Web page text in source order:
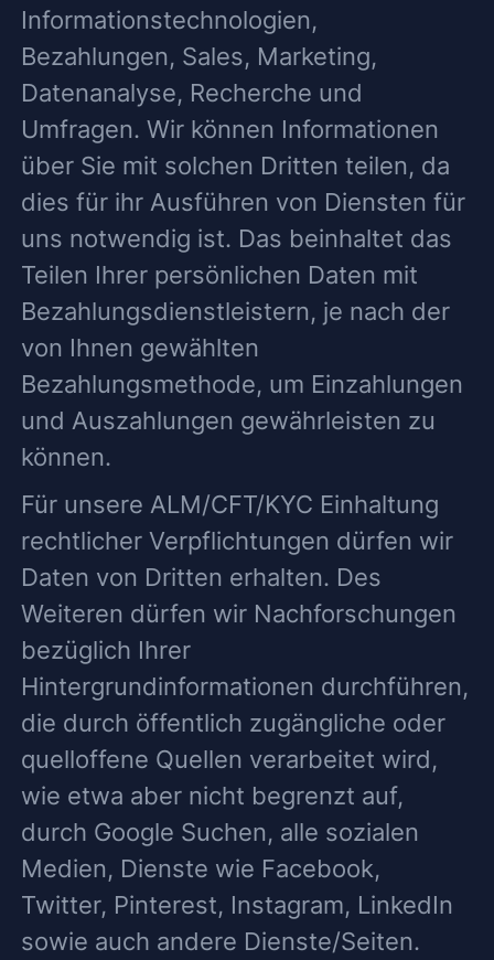
Informationstechnologien,
Bezahlungen, Sales, Marketing,
Datenanalyse, Recherche und
Umfragen. Wir können Informationen
über Sie mit solchen Dritten teilen, da
dies für ihr Ausführen von Diensten für
uns notwendig ist. Das beinhaltet das
Teilen Ihrer persönlichen Daten mit
Bezahlungsdienstleistern, je nach der
von Ihnen gewählten
Bezahlungsmethode, um Einzahlungen
und Auszahlungen gewährleisten zu
können.
Für unsere ALM/CFT/KYC Einhaltung
rechtlicher Verpflichtungen dürfen wir
Daten von Dritten erhalten. Des
Weiteren dürfen wir Nachforschungen
bezüglich Ihrer
Hintergrundinformationen durchführen,
die durch öffentlich zugängliche oder
quelloffene Quellen verarbeitet wird,
wie etwa aber nicht begrenzt auf,
durch Google Suchen, alle sozialen
Medien, Dienste wie Facebook,
Twitter, Pinterest, Instagram, LinkedIn
sowie auch andere Dienste/Seiten.